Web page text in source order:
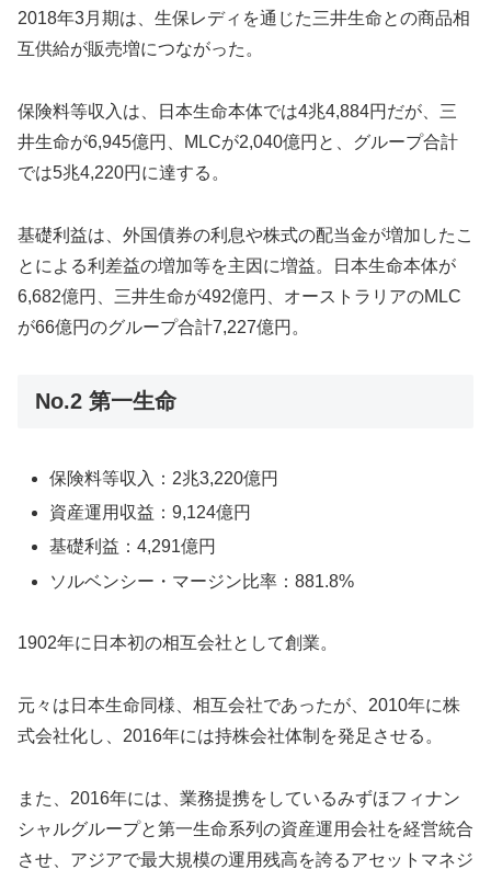
2018年3月期は、生保レディを通じた三井生命との商品相
互供給が販売増につながった。
保険料等収入は、日本生命本体では4兆4,884円だが、三
井生命が6,945億円、MLCが2,040億円と、グループ合計
では5兆4,220円に達する。
基礎利益は、外国債券の利息や株式の配当金が増加したこ
とによる利差益の増加等を主因に増益。日本生命本体が
6,682億円、三井生命が492億円、オーストラリアのMLC
が66億円のグループ合計7,227億円。
No.2 第一生命
保険料等収入：2兆3,220億円
資産運用収益：9,124億円
基礎利益：4,291億円
ソルベンシー・マージン比率：881.8%
1902年に日本初の相互会社として創業。
元々は日本生命同様、相互会社であったが、2010年に株
式会社化し、2016年には持株会社体制を発足させる。
また、2016年には、業務提携をしているみずほフィナン
シャルグループと第一生命系列の資産運用会社を経営統合
させ、アジアで最大規模の運用残高を誇るアセットマネジ